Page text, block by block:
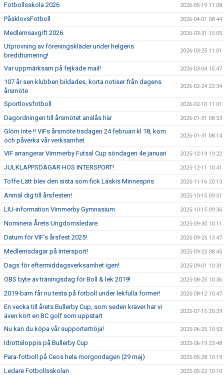
Fotbollsskola 2026 2026-05-19 11:08
PåsklovsFotboll 2026-04-01 08:44
Medlemsavgift 2026 2026-03-31 15:05
Utprovning av föreningskläder under helgens
breddturnering!
2026-03-25 11:01
Var uppmärksam på fejkade mail! 2026-03-04 15:47
107 år sen klubben bildades, korta notiser från dagens
årsmöte
2026-02-24 22:34
Sportlovsfotboll 2026-02-10 11:01
Dagordningen till årsmötet anslås här 2026-01-31 08:53
Glöm Inte !! VIFs årsmöte tisdagen 24 februari kl 18, kom
och påverka vår verksamhet
2026-01-31 08:14
VIF arrangerar Vimmerby Futsal Cup söndagen 4e januari 2025-12-19 19:22
JULKLAPPSDAGAR HOS INTERSPORT! 2025-12-11 10:41
Toffe Lätt blev den sista som fick Läskis Minnespris 2025-11-16 20:13
Anmäl dig till årsfesten! 2025-10-15 09:51
LIU-information Vimmerby Gymnasium 2025-10-15 09:36
Nominera Årets Ungdomsledare 2025-09-30 10:11
Datum för VIF’s årsfest 2025! 2025-09-25 13:47
Medlemsdagar på Intersport! 2025-09-23 08:45
Dags för eftermiddagsverksamhet igen! 2025-09-01 10:31
OBS byte av träningsdag för Boll & lek 2019! 2025-08-25 10:36
2019-barn får nu testa på fotboll under lekfulla former! 2025-08-12 10:47
En vecka till årets Bullerby Cup, som seden kräver har vi
även kört en BC golf som uppstart
2025-07-15 20:29
Nu kan du köpa vår supportertröja! 2025-06-25 10:53
Idrottsloppis på Bullerby Cup 2025-06-19 23:48
Para-fotboll på Ceos hela morgondagen (29 maj) 2025-05-28 10:19
Ledare Fotbollsskolan 2025-05-22 10:10